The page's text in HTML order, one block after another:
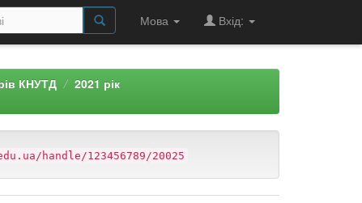
Мова Вхід:
КНУТД
2021 рік
handle/123456789/20025